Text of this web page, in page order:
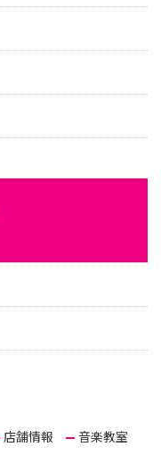
店舗情報
音楽教室